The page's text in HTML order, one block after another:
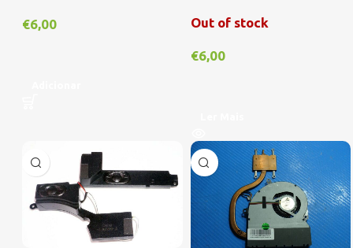
€6,00 Out of stock
€6,00